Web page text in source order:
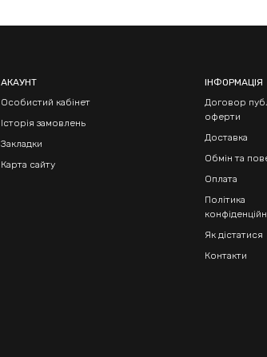
АКАУНТ
Особистий кабінет
Історія замовлень
Закладки
Карта сайту
ІНФОРМАЦІЯ
Договор
оферти
Доставка
Обмін та
Оплата
Політика
Як дістатися
Контакти